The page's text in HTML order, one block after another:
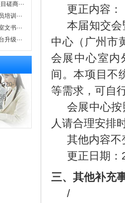
磋商···
训···
书···
级···
020-
更正内容：
本届知交
中心（广州市
会展中心室内
间。本项目不
等需求，可自
会展中心
人请合理安排
其他内容不
更正日期：
三、其他补充
/